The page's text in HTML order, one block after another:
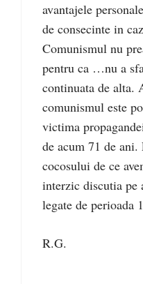
avantajele
de consecinte in
Comunismul nu
pentru ca …nu a
continuata de alta.
comunismul este
victima
de acum 71 de
cocosului de ce
interzic discutia pe
legate de perioada
R.G.